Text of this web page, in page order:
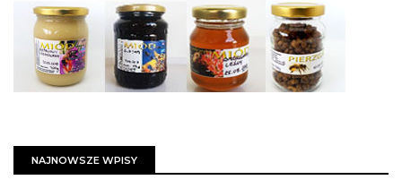
NAJNOWSZE WPISY